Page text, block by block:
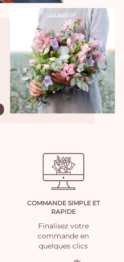
COMMANDE SIMPLE ET
RAPIDE
Finalisez votre
commande en
quelques clics